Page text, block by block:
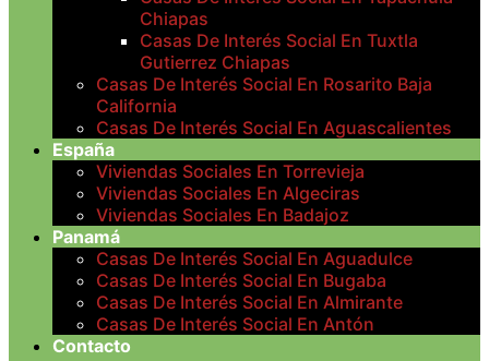
Chiapas
Casas De Interés Social En Tuxtla
Gutierrez Chiapas
Casas De Interés Social En Rosarito Baja
California
Casas De Interés Social En Aguascalientes
España
Viviendas Sociales En Torrevieja
Viviendas Sociales En Algeciras
Viviendas Sociales En Badajoz
Panamá
Casas De Interés Social En Aguadulce
Casas De Interés Social En Bugaba
Casas De Interés Social En Almirante
Casas De Interés Social En Antón
Contacto